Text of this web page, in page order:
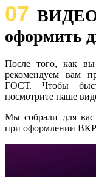
07 ВИДЕО:
оформить
После того, как
рекомендуем вам
ГОСТ. Чтобы
посмотрите наше
Мы собрали для вас
при оформлении